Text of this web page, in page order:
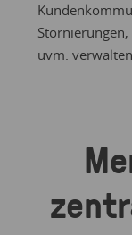
uvm.